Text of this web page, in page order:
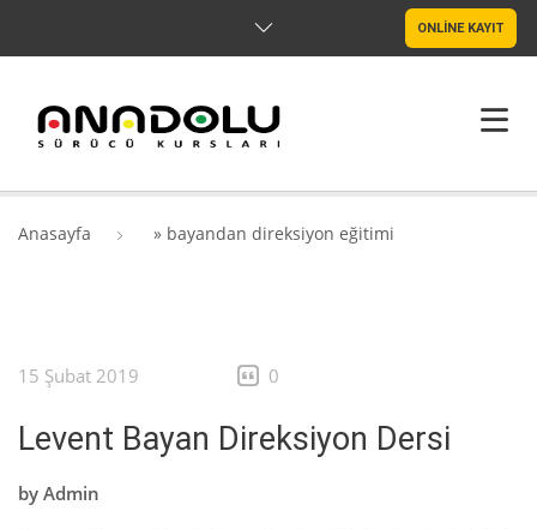
ONLİNE KAYIT
SRC & PSIKOTEKNIK
BLOG
İLETIŞIM
Anasayfa » bayandan direksiyon eğitimi
15 Şubat 2019 0
Levent Bayan Direksiyon Dersi
by Admin